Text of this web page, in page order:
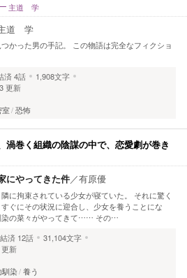
主道 学
道 学
かった男の手記。 この物語は完全なフィクショ
済4話
1,908文字
更新
室 恐怖
渦巻く組織の陰謀の中で、恋愛劇が巻き
にやってきた件／有原優
に拘束されている少女が寝ていた。 それに驚く
ぐにその状況に迎合し、少女を養うことにな
染の菜々がやってきて…… その…
済 12話
31,104文字
新
馴染 養う